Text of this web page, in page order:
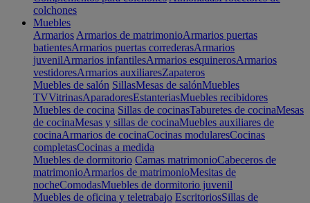
colchones
Muebles
Armarios Armarios de matrimonioArmarios puertas
batientesArmarios puertas correderasArmarios
juvenilArmarios infantilesArmarios esquinerosArmarios
vestidoresArmarios auxiliaresZapateros
Muebles de salón SillasMesas de salónMuebles
TVVitrinasAparadoresEstanteriasMuebles recibidores
Muebles de cocina Sillas de cocinasTaburetes de cocinaMesas
de cocinaMesas y sillas de cocinaMuebles auxiliares de
cocinaArmarios de cocinaCocinas modularesCocinas
completasCocinas a medida
Muebles de dormitorio Camas matrimonioCabeceros de
matrimonioArmarios de matrimonioMesitas de
nocheComodasMuebles de dormitorio juvenil
Muebles de oficina y teletrabajo EscritoriosSillas de